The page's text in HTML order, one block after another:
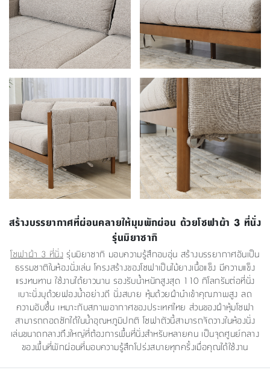
สร้างบรรยากาศที่ผ่อนคลายให้มุมพักผ่อน ด้วยโซฟาผ้า 3 ที่นั่ง
รุ่นมิยาซากิ
โซฟาผ้า 3 ที่นั่ง รุ่นมิยาซากิ มอบความรู้สึกอบอุ่น สร้างบรรยากาศอันเป็น
ธรรมชาติในห้องนั่งเล่น โครงสร้างของโซฟาเป็นไม้ยางเนื้อแข็ง มีความแข็ง
แรงทนทาน ใช้งานได้ยาวนาน รองรับน้ำหนักสูงสุด 110 กิโลกรัมต่อที่นั่ง
เบาะนั่งบุด้วยฟองน้ำอย่างดี นั่งสบาย หุ้มด้วยผ้านำเข้าคุณภาพสูง ลด
ความอับชื้น เหมาะกับสภาพอากาศของประเทศไทย ส่วนของผ้าหุ้มโซฟา
สามารถถอดซักได้ในน้ำอุณหภูมิปกติ โซฟาตัวนี้สามารถจัดวางในห้องนั่ง
เล่นขนาดกลางถึงใหญ่ที่ต้องการพื้นที่นั่งสำหรับหลายคน เป็นจุดศูนย์กลาง
ของพื้นที่พักผ่อนที่มอบความรู้สึกโปร่งสบายทุกครั้งเมื่อคุณได้ใช้งาน